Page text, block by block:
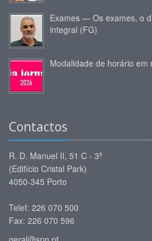
Exames — Os exames, o
integral (FG)
Modalidade de horário
Contactos
R. D. Manuel II, 51 C - 3º
(Edifício Cristal Park)
4050-345 Porto
Telef: 226 070 500
Fax: 226 070 596